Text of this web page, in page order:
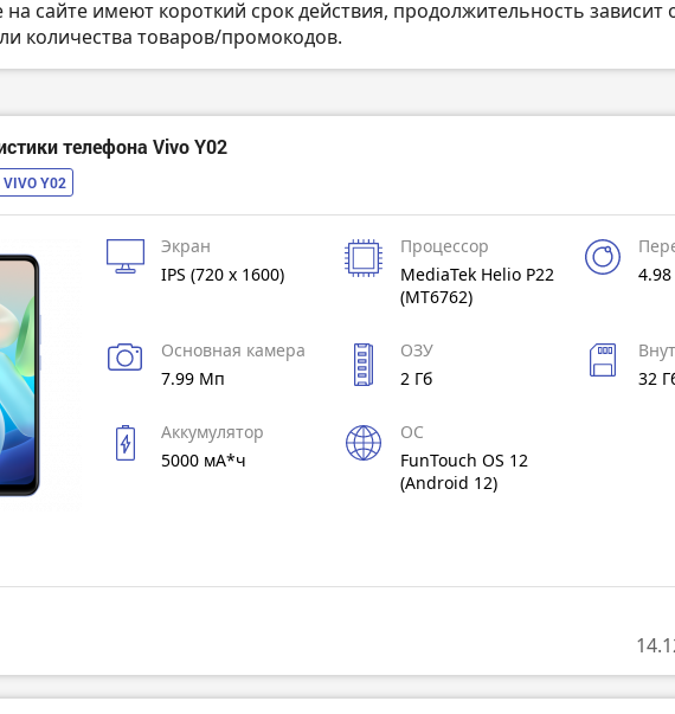
сайте имеют короткий срок действия, продолжительность зависит
количества товаров/промокодов.
телефона Vivo Y02
VIVO Y02
Экран
IPS (720 x 1600)
Процессор
MediaTek Helio P22
(MT6762)
Основная камера
7.99 Мп
ОЗУ
2 Гб
32
Аккумулятор
5000 мА*ч
ОС
FunTouch OS 12
(Android 12)